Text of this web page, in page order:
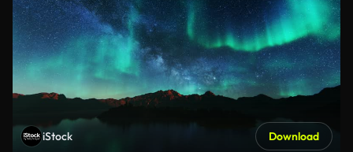
iStock Download